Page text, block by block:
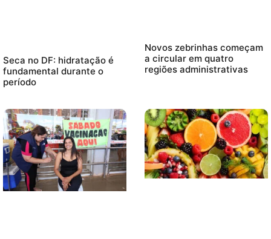
Seca no DF: hidratação é
fundamental durante o
período
Novos zebrinhas começam
a circular em quatro
regiões administrativas